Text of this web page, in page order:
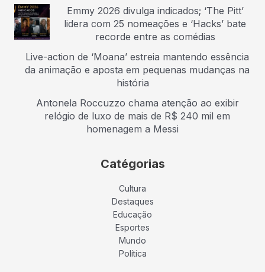
Emmy 2026 divulga indicados; ‘The Pitt’
lidera com 25 nomeações e ‘Hacks’ bate
recorde entre as comédias
Live-action de ‘Moana’ estreia mantendo essência
da animação e aposta em pequenas mudanças na
história
Antonela Roccuzzo chama atenção ao exibir
relógio de luxo de mais de R$ 240 mil em
homenagem a Messi
Catégorias
Cultura
Destaques
Educação
Esportes
Mundo
Política